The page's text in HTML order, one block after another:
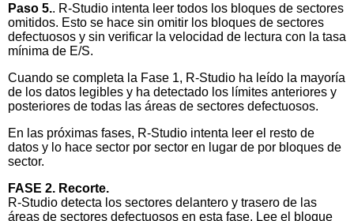
Paso 5.. R-Studio intenta leer todos los bloques de sectores
omitidos. Esto se hace sin omitir los bloques de sectores
defectuosos y sin verificar la velocidad de lectura con la tasa
mínima de E/S.
Cuando se completa la Fase 1, R-Studio ha leído la mayoría
de los datos legibles y ha detectado los límites anteriores y
posteriores de todas las áreas de sectores defectuosos.
En las próximas fases, R-Studio intenta leer el resto de
datos y lo hace sector por sector en lugar de por bloques de
sector.
FASE 2. Recorte.
R-Studio detecta los sectores delantero y trasero de las
áreas de sectores defectuosos en esta fase. Lee el bloque